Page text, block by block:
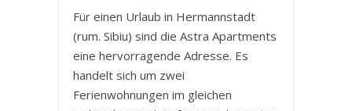
Für einen Urlaub in Hermannstadt
(rum. Sibiu) sind die Astra Apartments
eine hervorragende Adresse. Es
handelt sich um zwei
Ferienwohnungen im gleichen